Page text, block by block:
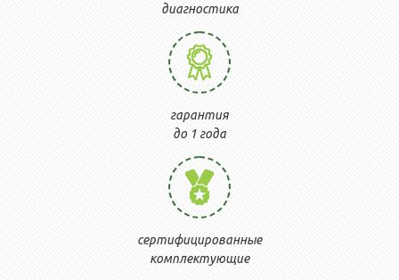
диагностика
гарантия
до 1 года
сертифицированные
комплектующие